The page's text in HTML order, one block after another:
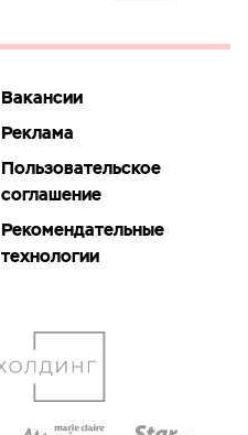
Вакансии
Реклама
Пользовательское
соглашение
Рекомендательные
технологии